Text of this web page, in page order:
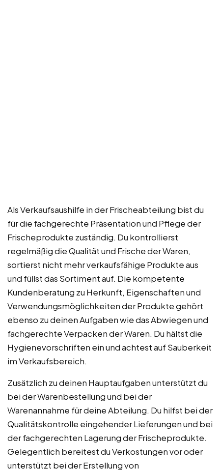
Als Verkaufsaushilfe in der Frischeabteilung bist du
für die fachgerechte Präsentation und Pflege der
Frischeprodukte zuständig. Du kontrollierst
regelmäßig die Qualität und Frische der Waren,
sortierst nicht mehr verkaufsfähige Produkte aus
und füllst das Sortiment auf. Die kompetente
Kundenberatung zu Herkunft, Eigenschaften und
Verwendungsmöglichkeiten der Produkte gehört
ebenso zu deinen Aufgaben wie das Abwiegen und
fachgerechte Verpacken der Waren. Du hältst die
Hygienevorschriften ein und achtest auf Sauberkeit
im Verkaufsbereich.
Zusätzlich zu deinen Hauptaufgaben unterstützt du
bei der Warenbestellung und bei der
Warenannahme für deine Abteilung. Du hilfst bei der
Qualitätskontrolle eingehender Lieferungen und bei
der fachgerechten Lagerung der Frischeprodukte.
Gelegentlich bereitest du Verkostungen vor oder
unterstützt bei der Erstellung von